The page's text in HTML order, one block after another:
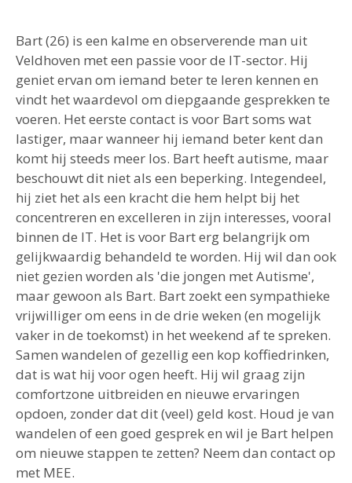
Bart (26) is een kalme en observerende man uit
Veldhoven met een passie voor de IT-sector. Hij
geniet ervan om iemand beter te leren kennen en
vindt het waardevol om diepgaande gesprekken te
voeren. Het eerste contact is voor Bart soms wat
lastiger, maar wanneer hij iemand beter kent dan
komt hij steeds meer los. Bart heeft autisme, maar
beschouwt dit niet als een beperking. Integendeel,
hij ziet het als een kracht die hem helpt bij het
concentreren en excelleren in zijn interesses, vooral
binnen de IT. Het is voor Bart erg belangrijk om
gelijkwaardig behandeld te worden. Hij wil dan ook
niet gezien worden als 'die jongen met Autisme',
maar gewoon als Bart. Bart zoekt een sympathieke
vrijwilliger om eens in de drie weken (en mogelijk
vaker in de toekomst) in het weekend af te spreken.
Samen wandelen of gezellig een kop koffiedrinken,
dat is wat hij voor ogen heeft. Hij wil graag zijn
comfortzone uitbreiden en nieuwe ervaringen
opdoen, zonder dat dit (veel) geld kost. Houd je van
wandelen of een goed gesprek en wil je Bart helpen
om nieuwe stappen te zetten? Neem dan contact op
met MEE.